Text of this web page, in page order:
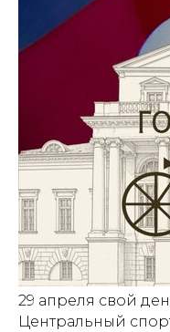
29 апреля свой
Центральный